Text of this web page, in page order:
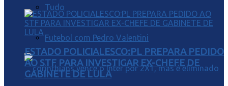
Tudo
Futebol com Pedro Valentini
ESTADO POLICIALESCO:PL PREPARA PEDIDO
AO STF PARA INVESTIGAR EX-CHEFE DE
GABINETE DE LULA